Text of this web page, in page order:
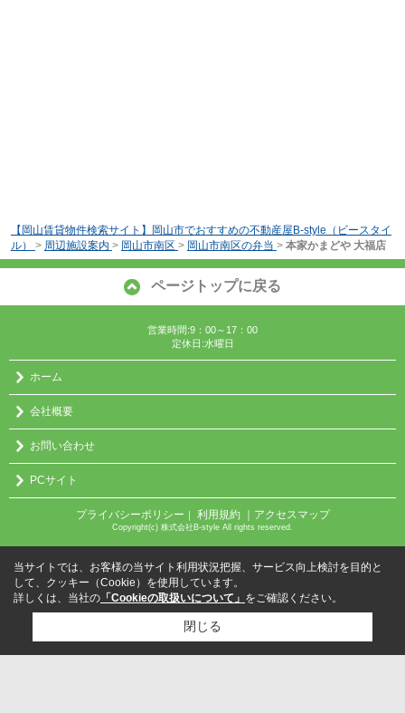
【岡山賃貸物件検索サイト】岡山市でおすすめの不動産屋B-style（ビースタイ
ル）
> 周辺施設案内 > 岡山市南区 > 岡山市南区の弁当 > 本家かまどや 大福店
ページトップに戻る
営業時間:9：00～17：00
定休日:水曜日
ホーム
会社概要
お問い合わせ
PCサイト
プライバシーポリシー ｜ 利用規約 ｜アクセスマップ
Copyright(c) 株式会社B-style All rights reserved.
当サイトでは、お客様の当サイト利用状況把握、サービス向上検討を目的と
して、クッキー（Cookie）を使用しています。
詳しくは、当社の 「Cookieの取扱いについて」 をご確認ください。
閉じる